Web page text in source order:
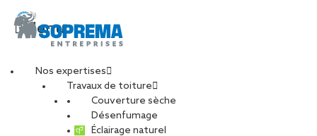
Menu
Nos expertises
Travaux de toiture
Couverture sèche
Désenfumage
Éclairage naturel
618A4779-min